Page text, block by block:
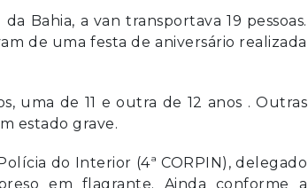
Bahia, a van transportava 19 pessoas.
de uma festa de aniversário realizada
uma de 11 e outra de 12 anos . Outras
estado grave.
do Interior (4ª CORPIN), delegado
em flagrante. Ainda conforme a